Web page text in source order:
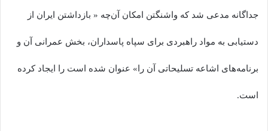
جداگانه مدعی شد که واشنگتن امکان آن‌چه « بازداشتن ایران از
دستیابی به مواد راهبردی برای سپاه پاسداران، بخش عمرانی آن و
برنامه‌های اشاعه تسلیحاتی آن را» عنوان شده است را ایجاد کرده
است.